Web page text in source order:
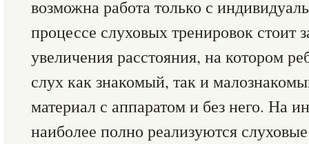
возможна работа только с
процессе слуховых тренировок стоит
увеличения расстояния, на котором
слух как знакомый, так и
материал с аппаратом и без него. На
наиболее полно реализуются